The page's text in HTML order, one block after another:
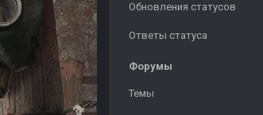
Обновления статусов
Ответы статуса
Форумы
Темы